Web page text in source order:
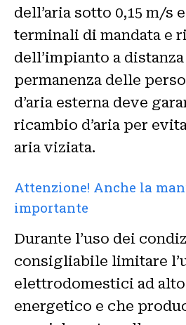
dell’aria sotto 0,15 m/s
terminali di mandata e
dell’impianto a
permanenza delle
d’aria esterna deve
ricambio d’aria per
aria viziata.
Attenzione! Anche la
importante
Durante l’uso dei
consigliabile limitare
elettrodomestici ad
energetico e che